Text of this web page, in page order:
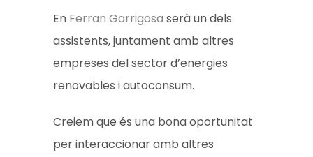
En Ferran Garrigosa serà un dels
assistents, juntament amb altres
empreses del sector d’energies
renovables i autoconsum.
Creiem que és una bona oportunitat
per interaccionar amb altres